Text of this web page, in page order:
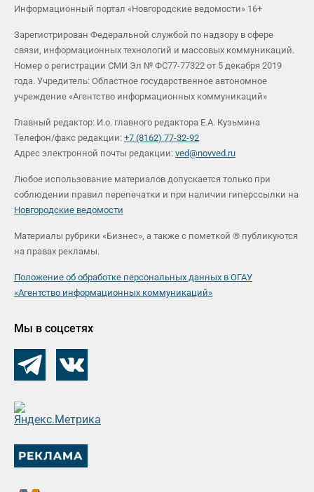
Информационный портал «Новгородские ведомости» 16+
Зарегистрирован Федеральной службой по надзору в сфере
связи, информационных технологий и массовых коммуникаций.
Номер о регистрации СМИ Эл № ФС77-77322 от 5 декабря 2019
года. Учредитель: Областное государственное автономное
учреждение «Агентство информационных коммуникаций»
Главный редактор: И.о. главного редактора Е.А. Кузьмина
Телефон/факс редакции: +7 (8162) 77-32-92
Адрес электронной почты редакции: ved@novved.ru
Любое использование материалов допускается только при
соблюдении правил перепечатки и при наличии гиперссылки на
Новгородские ведомости
Материалы рубрики «Бизнес», а также с пометкой ® публикуются
на правах рекламы.
Положение об обработке персональных данных в ОГАУ
«Агентство информационных коммуникаций»
Мы в соцсетях